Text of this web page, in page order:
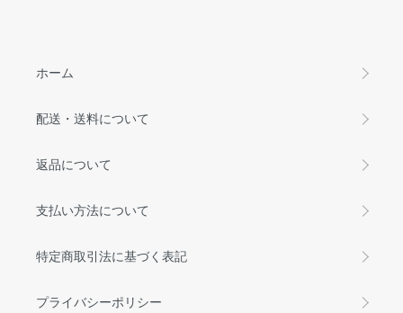
ホーム
配送・送料について
返品について
支払い方法について
特定商取引法に基づく表記
プライバシーポリシー